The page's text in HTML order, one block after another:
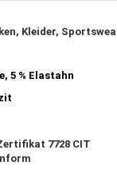
Kleider,
5 % Elastahn
7728 CIT